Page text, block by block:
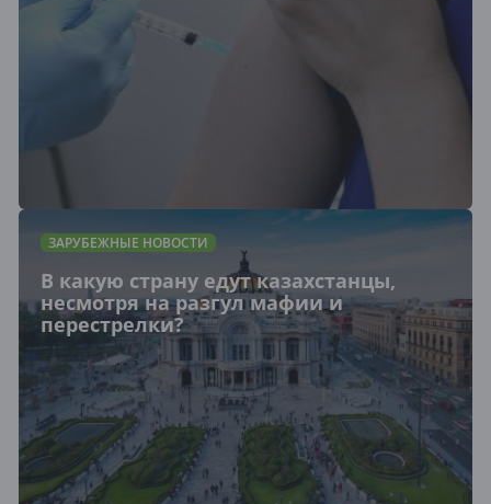
ЗАРУБЕЖНЫЕ НОВОСТИ
В какую страну едут казахстанцы,
несмотря на разгул мафии и
перестрелки?